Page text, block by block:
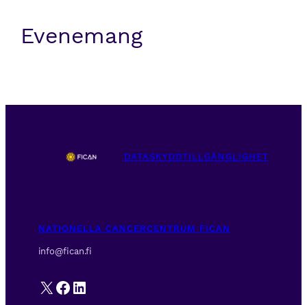
Evenemang
DATASKYDDTILLGÄNGLIGHET
NATIONELLA CANCERCENTRUM FICAN
info@fican.fi
X Facebook
LinkedIn